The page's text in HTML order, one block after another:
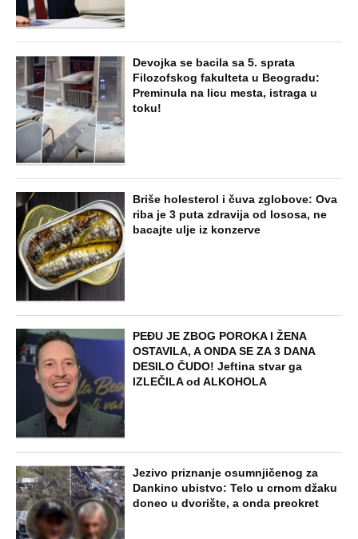
Devojka se bacila sa 5. sprata
Filozofskog fakulteta u Beogradu:
Preminula na licu mesta, istraga u
toku!
Briše holesterol i čuva zglobove: Ova
riba je 3 puta zdravija od lososa, ne
bacajte ulje iz konzerve
PEĐU JE ZBOG POROKA I ŽENA
OSTAVILA, A ONDA SE ZA 3 DANA
DESILO ČUDO! Jeftina stvar ga
IZLEČILA od ALKOHOLA
Jezivo priznanje osumnjičenog za
Dankino ubistvo: Telo u crnom džaku
doneo u dvorište, a onda preokret